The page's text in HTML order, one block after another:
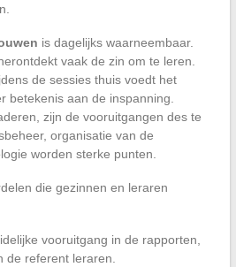
is dagelijks waarneembaar.
vaak de zin om te leren.
de sessies thuis voedt het
betekenis aan de inspanning.
zijn de vooruitgangen des te
organisatie van de
worden sterke punten.
die gezinnen en leraren
vooruitgang in de rapporten,
de referent leraren.